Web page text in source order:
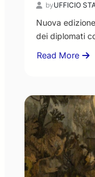
byUFFICIO
Nuova
dei diplomati
Read More
about
Borse
di
studio
2026
a
favore
dei